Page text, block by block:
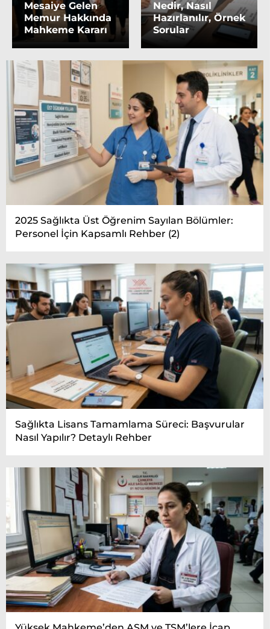
Mesaiye Gelen
Memur Hakkında
Mahkeme Kararı
Nedir, Nasıl
Hazırlanılır, Örnek
Sorular
2025 Sağlıkta Üst Öğrenim Sayılan Bölümler:
Personel İçin Kapsamlı Rehber (2)
Sağlıkta Lisans Tamamlama Süreci: Başvurular
Nasıl Yapılır? Detaylı Rehber